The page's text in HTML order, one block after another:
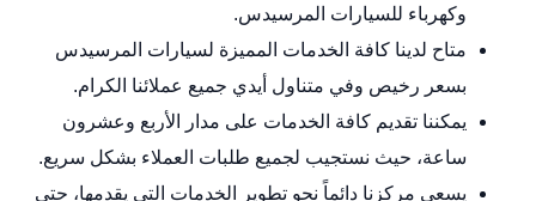
وكهرباء للسيارات المرسيدس.
متاح لدينا كافة الخدمات المميزة لسيارات المرسيدس
بسعر رخيص وفي متناول أيدي جميع عملائنا الكرام.
يمكننا تقديم كافة الخدمات على مدار الأربع وعشرون
ساعة، حيث نستجيب لجميع طلبات العملاء بشكل سريع.
يسعى مركزنا دائماً نحو تطوير الخدمات التي يقدمها، حتى